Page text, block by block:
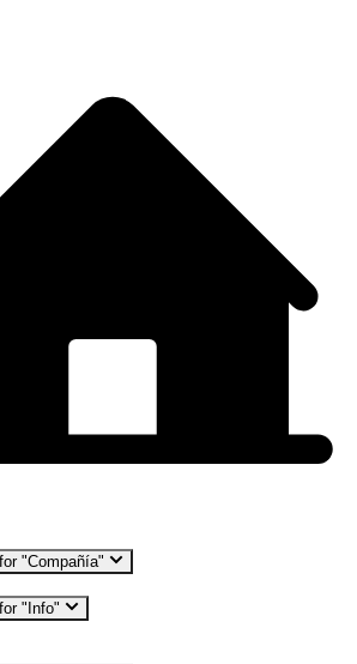
"Compañía"
"Info"